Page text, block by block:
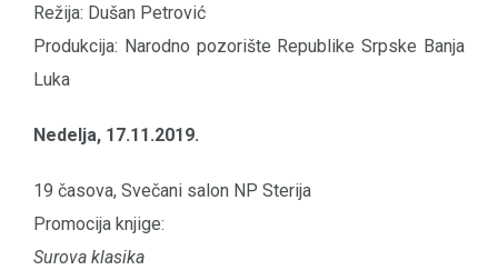
Režija: Dušan Petrović
Produkcija: Narodno pozorište Republike Srpske Banja
Luka
Nedelja, 17.11.2019.
19 časova, Svečani salon NP Sterija
Promocija knjige:
Surova klasika